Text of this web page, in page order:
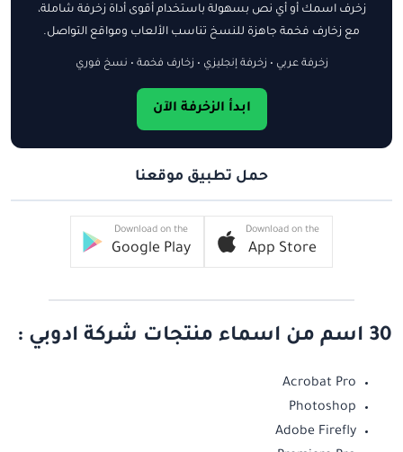
زخرف اسمك أو أي نص بسهولة باستخدام أقوى أداة زخرفة شاملة،
مع زخارف فخمة جاهزة للنسخ تناسب الألعاب ومواقع التواصل.
زخرفة عربي • زخرفة إنجليزي • زخارف فخمة • نسخ فوري
ابدأ الزخرفة الآن
حمل تطبيق موقعنا
Download on the
App Store
Download on the
Google Play
30 اسم من اسماء منتجات شركة ادوبي :
Acrobat Pro
Photoshop
Adobe Firefly